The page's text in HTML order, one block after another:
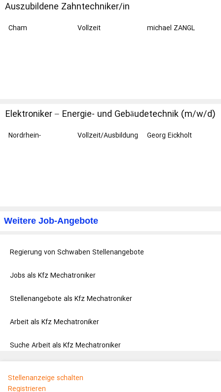
Auszubildene Zahntechniker/in
Cham Vollzeit
michael ZANGL
Elektroniker – Energie- und Gebäudetechnik (m/w/d)
Nordrhein-
Vollzeit/Ausbildung
Georg Eickholt
Weitere Job-Angebote
Regierung von Schwaben Stellenangebote
Jobs als Kfz Mechatroniker
Stellenangebote als Kfz Mechatroniker
Arbeit als Kfz Mechatroniker
Suche Arbeit als Kfz Mechatroniker
Stellenanzeige schalten
Registrieren